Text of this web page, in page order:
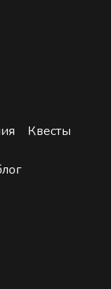
Квесты